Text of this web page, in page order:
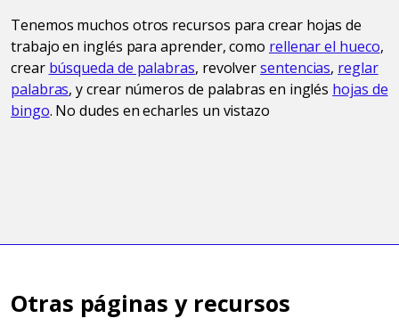
Tenemos muchos otros recursos para crear hojas de
trabajo en inglés para aprender, como rellenar el hueco,
crear búsqueda de palabras, revolversentencias, reglar
palabras, y crear números de palabras en inglés hojas de
bingo. No dudes en echarles un vistazo
Otras páginas y recursos